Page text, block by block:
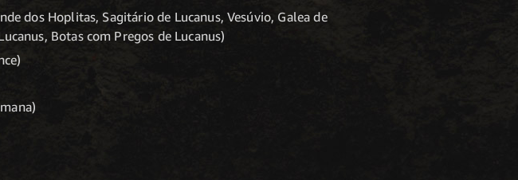
dos Hoplitas, Sagitário de Lucanus, Vesúvio, Galea de
Botas com Pregos de Lucanus)